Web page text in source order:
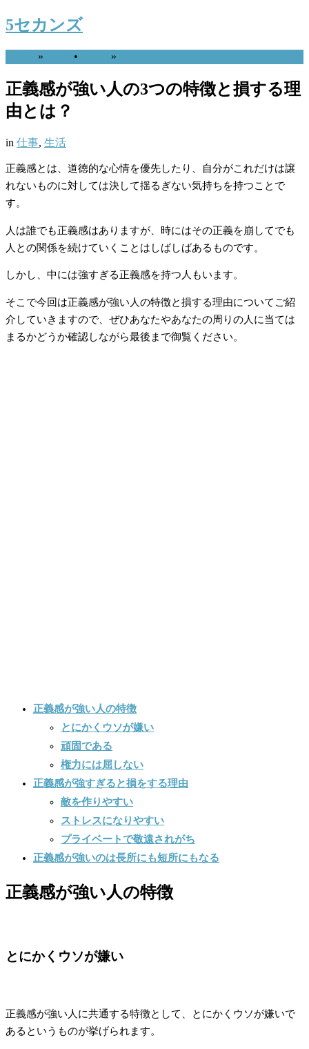
5セカンズ
» • »
正義感が強い人の3つの特徴と損する理
由とは？
in 仕事, 生活
正義感とは、道徳的な心情を優先したり、自分がこれだけは譲
れないものに対しては決して揺るぎない気持ちを持つことで
す。
人は誰でも正義感はありますが、時にはその正義を崩してでも
人との関係を続けていくことはしばしばあるものです。
しかし、中には強すぎる正義感を持つ人もいます。
そこで今回は正義感が強い人の特徴と損する理由についてご紹
介していきますので、ぜひあなたやあなたの周りの人に当ては
まるかどうか確認しながら最後まで御覧ください。
正義感が強い人の特徴
とにかくウソが嫌い
頑固である
権力には屈しない
正義感が強すぎると損をする理由
敵を作りやすい
ストレスになりやすい
プライベートで敬遠されがち
正義感が強いのは長所にも短所にもなる
正義感が強い人の特徴
とにかくウソが嫌い
正義感が強い人に共通する特徴として、とにかくウソが嫌いで
あるというものが挙げられます。